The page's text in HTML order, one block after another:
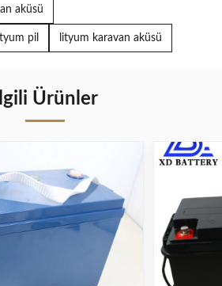
aküsü
pil lityum karavan aküsü
İlgili Ürünler